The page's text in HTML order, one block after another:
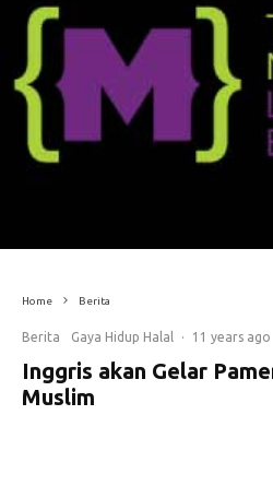
Home Berita
Berita Gaya Hidup Halal · 11 years ago
Inggris akan Gelar
Muslim